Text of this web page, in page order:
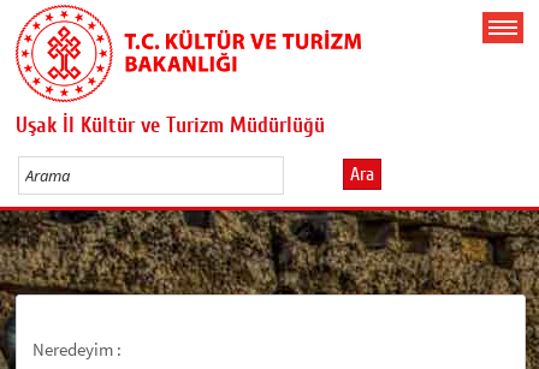
Uşak İl Kültür ve Turizm Müdürlüğü
Ara
Neredeyim :